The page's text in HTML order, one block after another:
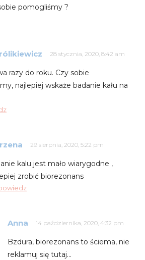
pomogliśmy ?
28 stycznia, 2020, 8:42 am
razy do roku. Czy sobie
najlepiej wskaże badanie kału na
29 sierpnia, 2020, 5:22 pm
kalu jest mało wiarygodne ,
zrobić biorezonans
Anna 14 października, 2020, 4:32 pm
Bzdura, biorezonans to ściema, nie
reklamuj się tutaj…